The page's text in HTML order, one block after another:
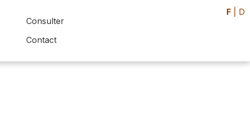
Consulter
Contact
F D